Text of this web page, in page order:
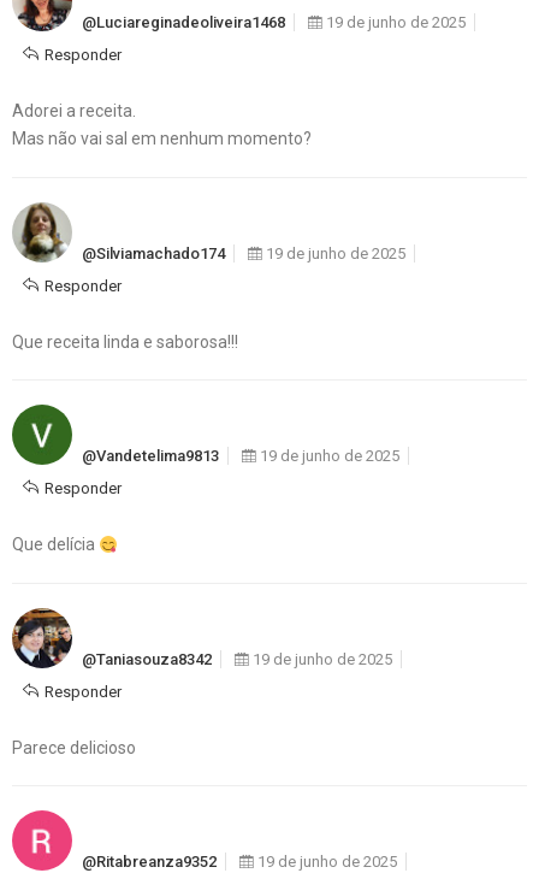
@luciareginadeoliveira1468
19 de junho de 2025
Responder
Adorei a receita.
Mas não vai sal em nenhum momento?
@silviamachado174
19 de junho de 2025
Responder
Que receita linda e saborosa!!!
@vandetelima9813
19 de junho de 2025
Responder
Que delícia
@taniasouza8342
19 de junho de 2025
Responder
Parece delicioso
@ritabreanza9352
19 de junho de 2025